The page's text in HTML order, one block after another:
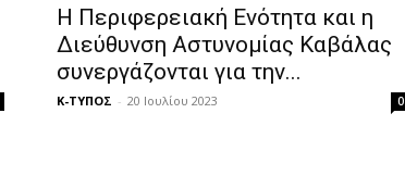
Η Περιφερειακή Ενότητα και η
Διεύθυνση Αστυνομίας Καβάλας
συνεργάζονται για την...
Κ-ΤΥΠΟΣ - 20 Ιουλίου 2023 0